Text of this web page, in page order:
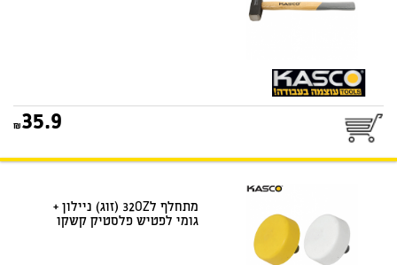
35.9
מתחלף ל32OZ (זוג) ניילון +
גומי לפטיש פלסטיק קשקו